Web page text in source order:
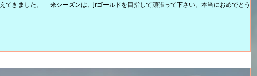
てきました。 来シーズンは、jrゴールドを目指して頑張って下さい。本当におめでとう